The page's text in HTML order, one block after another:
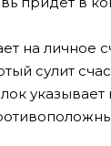
на личное
сулит
указывает